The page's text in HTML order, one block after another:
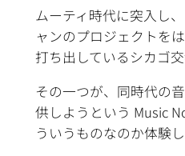
ムーティ時代に突入し
ャンのプロジェクトを
打ち出しているシカゴ交
その一つが、同時代の
供しようという Music
ういうものなのか体験し